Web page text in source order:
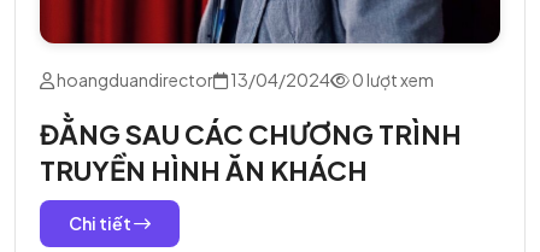
hoangduandirector 13/04/2024 0 lượt xem
ĐẰNG SAU CÁC CHƯƠNG TRÌNH
TRUYỀN HÌNH ĂN KHÁCH
Chi tiết